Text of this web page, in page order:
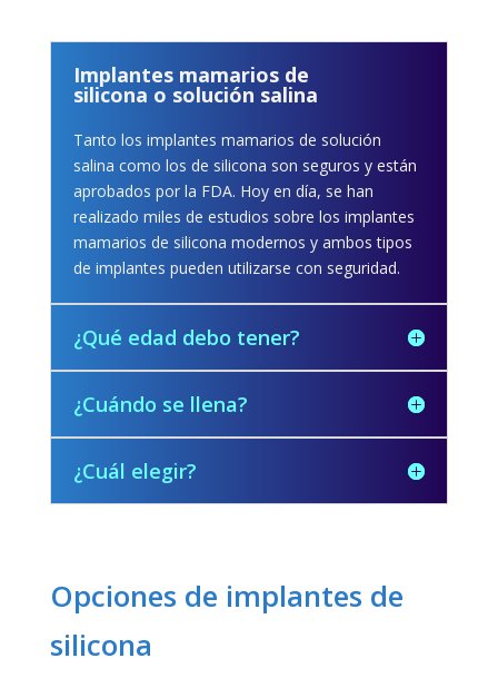
Implantes mamarios de
silicona o solución salina
Tanto los implantes mamarios de solución
salina como los de silicona son seguros y están
aprobados por la FDA. Hoy en día, se han
realizado miles de estudios sobre los implantes
mamarios de silicona modernos y ambos tipos
de implantes pueden utilizarse con seguridad.
¿Qué edad debo tener?
¿Cuándo se llena?
¿Cuál elegir?
Opciones de implantes de
silicona